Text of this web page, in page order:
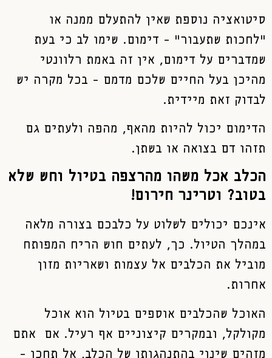
סיטואציה נוספת שאין להתעלם ממנה או
"לחכות שתעבור" – דימום. שימו לב כי בעת
שמדברים על דימום, אין זה באמת רלוונטי
מהיכן בעל החיים שלכם מדמם – בכל מקרה יש
לבדוק זאת מיידית.
הדימום יכול להיות מהאף, מהפה ולעתים גם
תזהו דם בצואה או בשתן.
הכלב אכל משהו מהרצפה בטיול וחש שלא
בטוב? וטרינר חירום!
אינכם יכולים לשלוט על כלבכם בצורה מלאה
במהלך הטיול. כך, לעתים חוש הריח המפותח
מוביל את הכלבים אל עצמות ושאריות מזון
אחרות.
האוכל שהכלבים אוספים בטיול הוא אוכל
מקולקל, ובמקרים קיצוניים אף רעיל. אם אתם
מזהים שינוי בהתנהגותו של הכלב, אל תחכו –